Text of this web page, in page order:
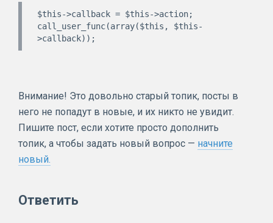
$this->callback = $this->action;
call_user_func(array($this, $this-
Внимание! Это довольно старый топик, посты в
него не попадут в новые, и их никто не увидит.
Пишите пост, если хотите просто дополнить
топик, а чтобы задать новый вопрос — начните
новый.
Ответить